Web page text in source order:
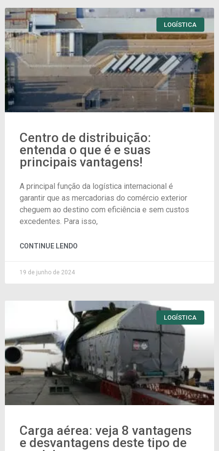
LOGÍSTICA
Centro de distribuição:
entenda o que é e suas
principais vantagens!
A principal função da logística internacional é
garantir que as mercadorias do comércio exterior
cheguem ao destino com eficiência e sem custos
excedentes. Para isso,
CONTINUE LENDO
19 de junho de 2024
LOGÍSTICA
Carga aérea: veja 8 vantagens
e desvantagens deste tipo de